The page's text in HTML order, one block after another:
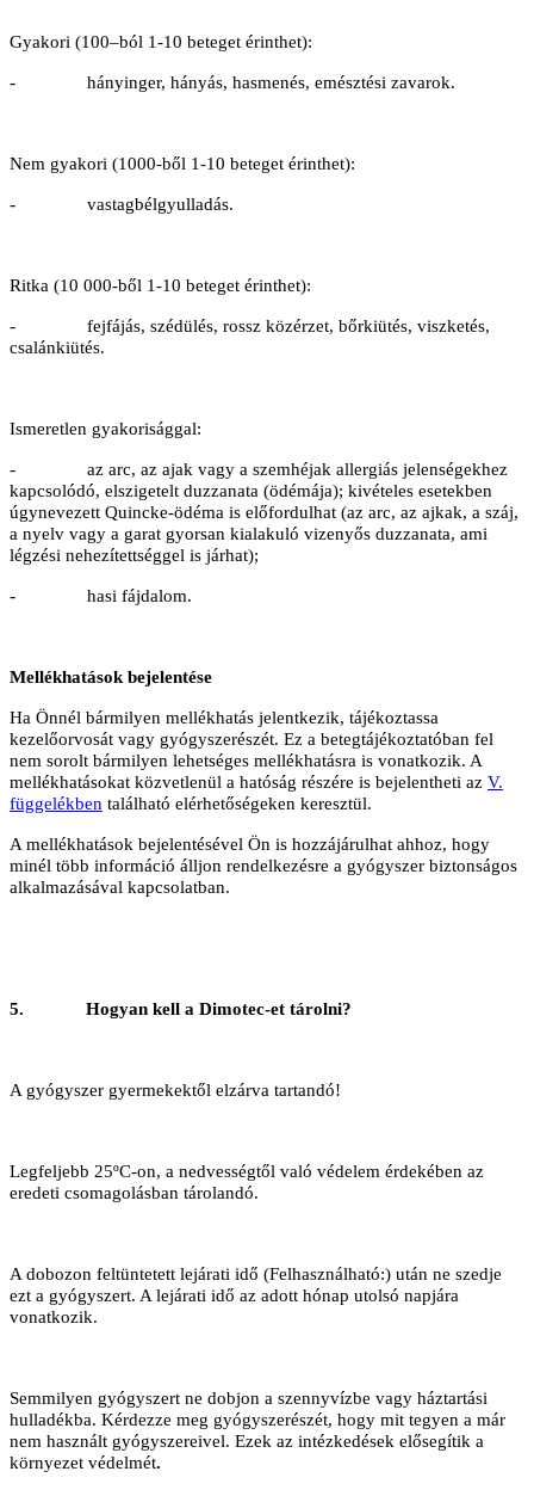
Gyakori (100–ból 1-10 beteget érinthet):
- hányinger, hányás, hasmenés, emésztési zavarok.
Nem gyakori (1000-ből 1-10 beteget érinthet):
- vastagbélgyulladás.
Ritka (10 000-ből 1-10 beteget érinthet):
- fejfájás, szédülés, rossz közérzet, bőrkiütés, viszketés,
csalánkiütés.
Ismeretlen gyakorisággal:
- az arc, az ajak vagy a szemhéjak allergiás jelenségekhez
kapcsolódó, elszigetelt duzzanata (ödémája); kivételes esetekben
úgynevezett Quincke-ödéma is előfordulhat (az arc, az ajkak, a száj,
a nyelv vagy a garat gyorsan kialakuló vizenyős duzzanata, ami
légzési nehezítettséggel is járhat);
- hasi fájdalom.
Mellékhatások bejelentése
Ha Önnél bármilyen mellékhatás jelentkezik, tájékoztassa
kezelőorvosát vagy gyógyszerészét. Ez a betegtájékoztatóban fel
nem sorolt bármilyen lehetséges mellékhatásra is vonatkozik. A
mellékhatásokat közvetlenül a hatóság részére is bejelentheti az V.
függelékben található elérhetőségeken keresztül.
A mellékhatások bejelentésével Ön is hozzájárulhat ahhoz, hogy
minél több információ álljon rendelkezésre a gyógyszer biztonságos
alkalmazásával kapcsolatban.
5. Hogyan kell a Dimotec-et tárolni?
A gyógyszer gyermekektől elzárva tartandó!
Legfeljebb 25ºC-on, a nedvességtől való védelem érdekében az
eredeti csomagolásban tárolandó.
A dobozon feltüntetett lejárati idő (Felhasználható:) után ne szedje
ezt a gyógyszert. A lejárati idő az adott hónap utolsó napjára
vonatkozik.
Semmilyen gyógyszert ne dobjon a szennyvízbe vagy háztartási
hulladékba. Kérdezze meg gyógyszerészét, hogy mit tegyen a már
nem használt gyógyszereivel. Ezek az intézkedések elősegítik a
környezet védelmét.